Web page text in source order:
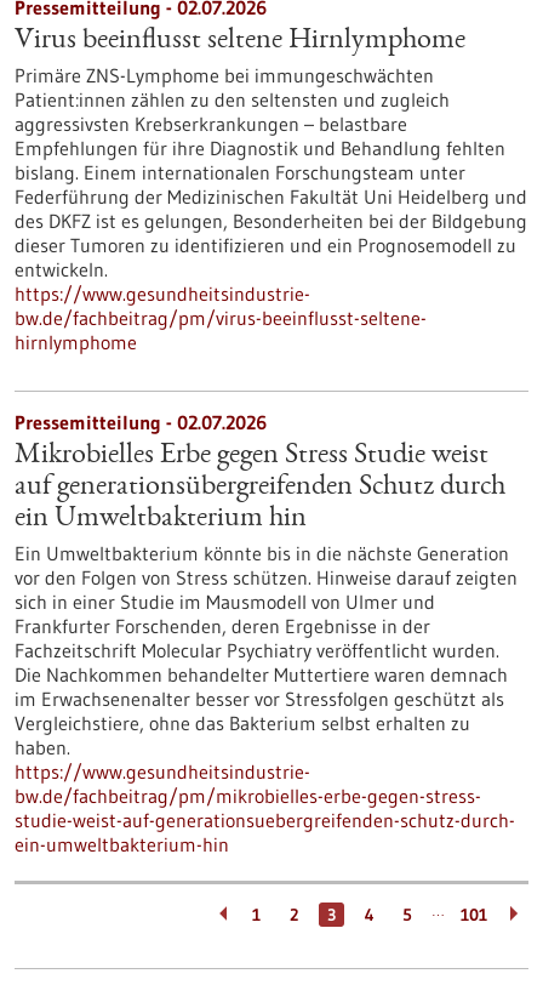
Pressemitteilung - 02.07.2026
Virus beeinflusst seltene Hirnlymphome
Primäre ZNS-Lymphome bei immungeschwächten
Patient:innen zählen zu den seltensten und zugleich
aggressivsten Krebserkrankungen – belastbare
Empfehlungen für ihre Diagnostik und Behandlung fehlten
bislang. Einem internationalen Forschungsteam unter
Federführung der Medizinischen Fakultät Uni Heidelberg und
des DKFZ ist es gelungen, Besonderheiten bei der Bildgebung
dieser Tumoren zu identifizieren und ein Prognosemodell zu
entwickeln.
https://www.gesundheitsindustrie-
bw.de/fachbeitrag/pm/virus-beeinflusst-seltene-
hirnlymphome
Pressemitteilung - 02.07.2026
Mikrobielles Erbe gegen Stress Studie weist
auf generationsübergreifenden Schutz durch
ein Umweltbakterium hin
Ein Umweltbakterium könnte bis in die nächste Generation
vor den Folgen von Stress schützen. Hinweise darauf zeigten
sich in einer Studie im Mausmodell von Ulmer und
Frankfurter Forschenden, deren Ergebnisse in der
Fachzeitschrift Molecular Psychiatry veröffentlicht wurden.
Die Nachkommen behandelter Muttertiere waren demnach
im Erwachsenenalter besser vor Stressfolgen geschützt als
Vergleichstiere, ohne das Bakterium selbst erhalten zu
haben.
https://www.gesundheitsindustrie-
bw.de/fachbeitrag/pm/mikrobielles-erbe-gegen-stress-
studie-weist-auf-generationsuebergreifenden-schutz-durch-
ein-umweltbakterium-hin
1 2 3 4 5 … 101